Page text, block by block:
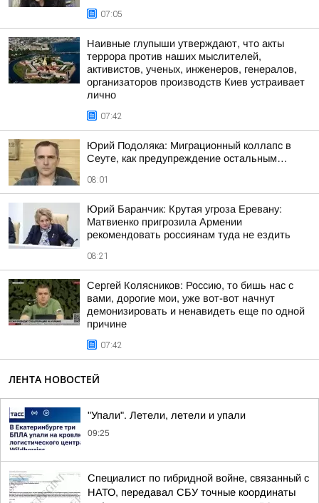
07:05
Наивные глупыши утверждают, что акты
террора против наших мыслителей,
активистов, ученых, инженеров, генералов,
организаторов производств Киев устраивает
лично
07:42
Юрий Подоляка: Миграционный коллапс в
Сеуте, как предупреждение остальным…
08:01
Юрий Баранчик: Крутая угроза Еревану:
Матвиенко пригрозила Армении
рекомендовать россиянам туда не ездить
08:21
Сергей Колясников: Россию, то бишь нас с
вами, дорогие мои, уже вот-вот начнут
демонизировать и ненавидеть еще по одной
причине
07:42
ЛЕНТА НОВОСТЕЙ
"Упали". Летели, летели и упали
09:25
Специалист по гибридной войне, связанный с
НАТО, передавал СБУ точные координаты